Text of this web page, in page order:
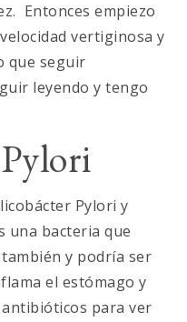
Entonces empiezo
vertiginosa y
que seguir
leyendo y tengo
Pylori y
una bacteria que
y podría ser
el estómago y
para ver